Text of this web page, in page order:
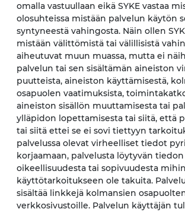
omalla vastuullaan eikä SYKE vastaa
olosuhteissa mistään palvelun käytön
syntyneestä vahingosta. Näin ollen
mistään välittömistä tai välillisistä
aiheutuvat muun muassa, mutta ei
palvelun tai sen sisältämän aineiston
puutteista, aineiston käyttämisestä,
osapuolen vaatimuksista,
aineiston sisällön muuttamisesta tai
ylläpidon lopettamisesta tai siitä, että
tai siitä ettei se ei sovi tiettyyn
palvelussa olevat virheelliset tiedot
korjaamaan, palvelusta löytyvän tiedon
oikeellisuudesta tai sopivuudesta
käyttötarkoitukseen ole takuita.
sisältää linkkejä kolmansien
verkkosivustoille. Palvelun käyttäjän